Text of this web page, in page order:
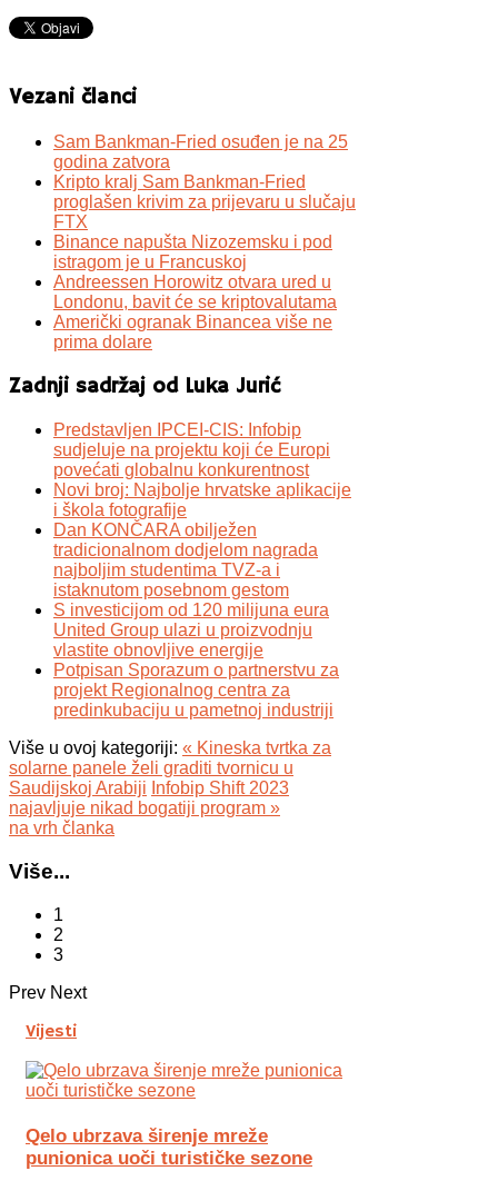
Vezani članci
Sam Bankman-Fried osuđen je na 25
godina zatvora
Kripto kralj Sam Bankman-Fried
proglašen krivim za prijevaru u slučaju
FTX
Binance napušta Nizozemsku i pod
istragom je u Francuskoj
Andreessen Horowitz otvara ured u
Londonu, bavit će se kriptovalutama
Američki ogranak Binancea više ne
prima dolare
Zadnji sadržaj od Luka Jurić
Predstavljen IPCEI-CIS: Infobip
sudjeluje na projektu koji će Europi
povećati globalnu konkurentnost
Novi broj: Najbolje hrvatske aplikacije
i škola fotografije
Dan KONČARA obilježen
tradicionalnom dodjelom nagrada
najboljim studentima TVZ-a i
istaknutom posebnom gestom
S investicijom od 120 milijuna eura
United Group ulazi u proizvodnju
vlastite obnovljive energije
Potpisan Sporazum o partnerstvu za
projekt Regionalnog centra za
predinkubaciju u pametnoj industriji
Više u ovoj kategoriji: « Kineska tvrtka za
solarne panele želi graditi tvornicu u
Saudijskoj Arabiji Infobip Shift 2023
najavljuje nikad bogatiji program »
na vrh članka
Više...
1
2
3
Prev Next
Vijesti
Qelo ubrzava širenje mreže
punionica uoči turističke sezone